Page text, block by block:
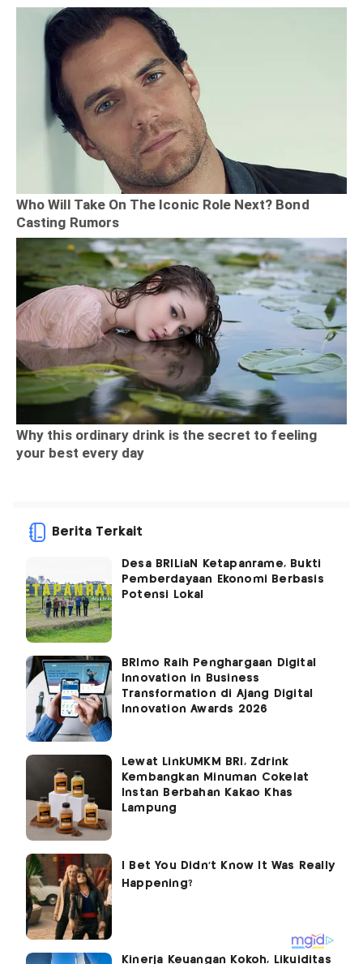
Berita Terkait
Desa BRILiaN Ketapanrame, Bukti
Pemberdayaan Ekonomi Berbasis
Potensi Lokal
BRImo Raih Penghargaan Digital
Innovation in Business
Transformation di Ajang Digital
Innovation Awards 2026
Lewat LinkUMKM BRI, Zdrink
Kembangkan Minuman Cokelat
Instan Berbahan Kakao Khas
Lampung
Kinerja Keuangan Kokoh, Likuiditas